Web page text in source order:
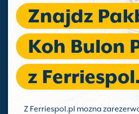
Znajdz
Koh Bulon
z
Z Ferriespol.pl mozna